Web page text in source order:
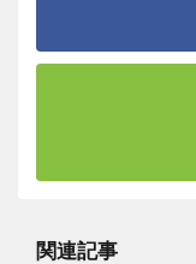
関連記事